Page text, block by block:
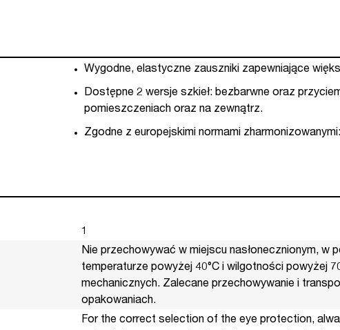
Wygodne, elastyczne zauszniki zapewniające
Dostępne 2 wersje szkieł: bezbarwne oraz
pomieszczeniach oraz na zewnątrz.
Zgodne z europejskimi normami
1
Nie przechowywać w miejscu nasłonecznionym, w
temperaturze powyżej 40°C i wilgotności powyżej
mechanicznych. Zalecane przechowywanie i
opakowaniach.
For the correct selection of the eye protection,